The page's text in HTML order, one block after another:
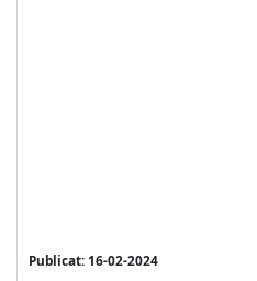
Publicat: 16-02-2024